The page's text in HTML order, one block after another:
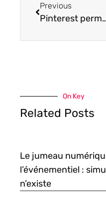
Previous
Pinterest permet aux
On Key
Related Posts
Le jumeau
l’événementiel :
n’existe